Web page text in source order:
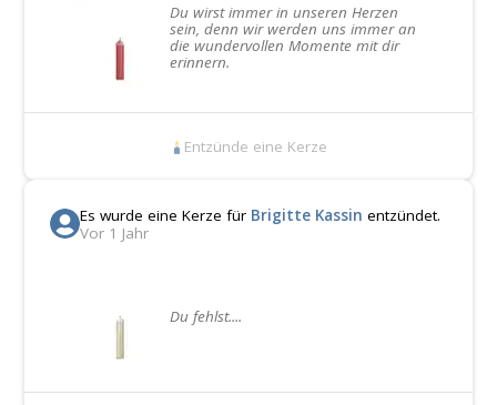
Du wirst immer in unseren Herzen
sein, denn wir werden uns immer an
die wundervollen Momente mit dir
erinnern.
Entzünde eine Kerze
Es wurde eine Kerze für Brigitte Kassin entzündet.
Vor 1 Jahr
Du fehlst....